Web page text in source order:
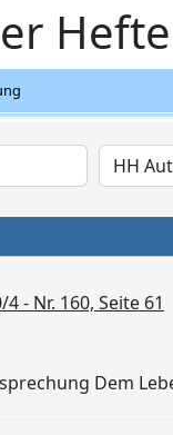
- Nr. 160, Seite 61
Dem